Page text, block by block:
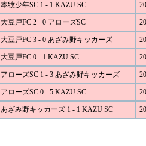
本牧少年SC 1 - 1 KAZU SC
大豆戸FC 2 - 0 アローズSC
大豆戸FC 3 - 0 あざみ野キッカーズ
大豆戸FC 0 - 1 KAZU SC
アローズSC 1 - 3 あざみ野キッカーズ
アローズSC 0 - 5 KAZU SC
あざみ野キッカーズ 1 - 1 KAZU SC